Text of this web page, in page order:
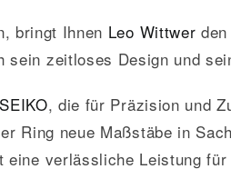
bringt Ihnen Leo Wittwer
sein zeitloses Design und
SEIKO, die für Präzision und
Ring neue Maßstäbe in
eine verlässliche Leistung